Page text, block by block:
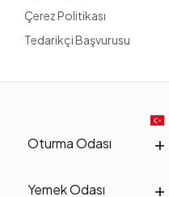
Çerez Politikası
Tedarikçi Başvurusu
Oturma Odası
Yemek Odası